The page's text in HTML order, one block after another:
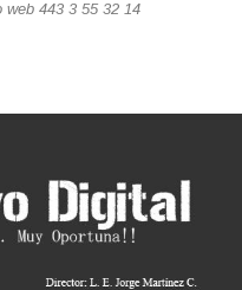
web 443 3 55 32 14